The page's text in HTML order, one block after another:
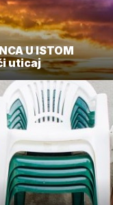
U ISTOM
uticaj